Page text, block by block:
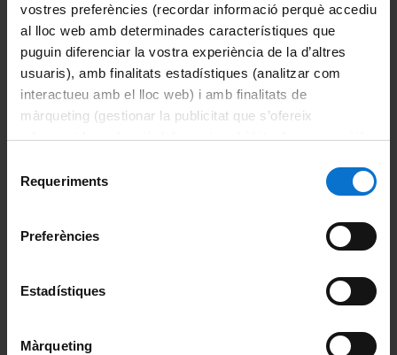
vostres preferències (recordar informació perquè accediu
al lloc web amb determinades característiques que
puguin diferenciar la vostra experiència de la d’altres
usuaris), amb finalitats estadístiques (analitzar com
interactueu amb el lloc web) i amb finalitats de
màrqueting (gestionar la publicitat que s’ofereix
adequant-la en funció dels vostres hàbits de navegació).
consultar laPolítica de galetes del lloc web de la
Requeriments
Preferències
Estadístiques
Màrqueting
Comparteix-ho:
Imprimeix
Departaments
Cirurgia i Especialitats Medicoquirúrgiques
Fonaments Clinics